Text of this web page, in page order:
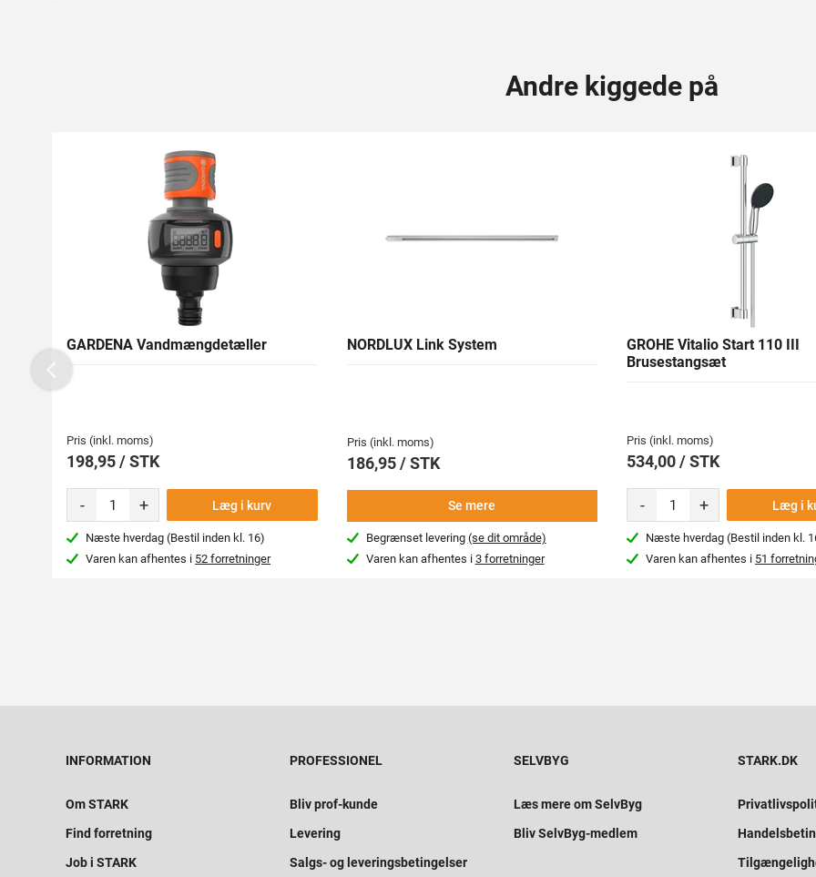
Andre kiggede på
GARDENA Vandmængdetæller
Pris (inkl. moms)
198,95 / STK
- + Læg i kurv
Næste hverdag (Bestil inden kl. 16)
Varen kan afhentes i 52 forretninger
NORDLUX Link System
Pris (inkl. moms)
186,95 / STK
Se mere
Begrænset levering (se dit område)
Varen kan afhentes i 3 forretninger
GROHE Vitalio Start 110 III
Brusestangsæt
Pris (inkl. moms)
534,00 / STK
- + Læg i
Næste hverdag (Bestil inden kl.
Varen kan afhentes i 51
Previous
INFORMATION
Om STARK
Find forretning
Job i STARK
PROFESSIONEL
Bliv prof-kunde
Levering
Salgs- og leveringsbetingelser
SELVBYG
Læs mere om SelvByg
Bliv SelvByg-medlem
STARK.DK